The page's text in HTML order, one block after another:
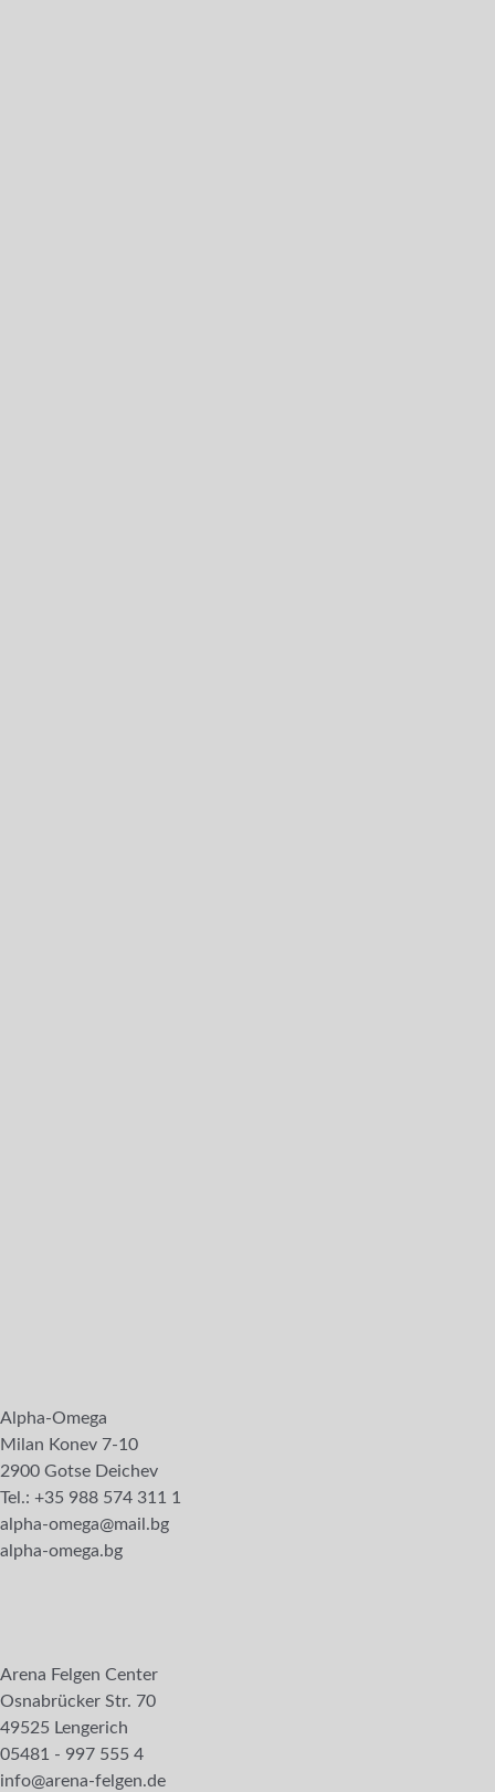
Alpha-Omega
Milan Konev 7-10
2900 Gotse Deichev
Tel.: +35 988 574 311 1
alpha-omega@mail.bg
alpha-omega.bg
Arena Felgen Center
Osnabrücker Str. 70
49525 Lengerich
05481 - 997 555 4
info@arena-felgen.de